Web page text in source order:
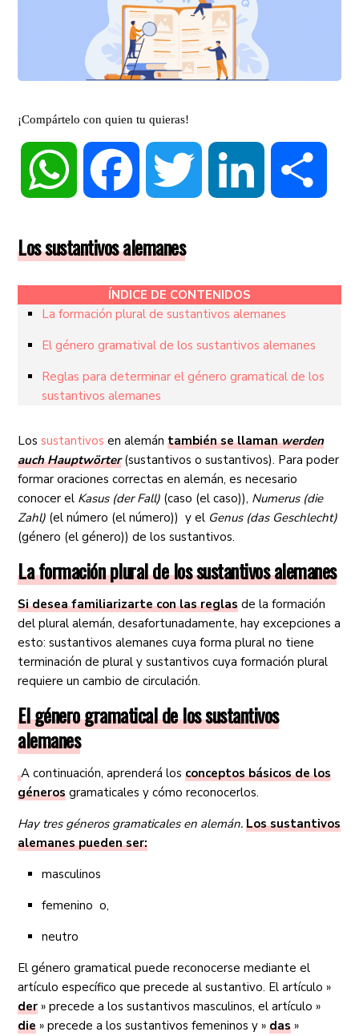
¡Compártelo con quien tu quieras!
WhatsApp Facebook Twitter LinkedIn
Los sustantivos alemanes
ÍNDICE DE CONTENIDOS
La formación plural de sustantivos alemanes
El género gramatival de los sustantivos alemanes
Reglas para determinar el género gramatical de los
sustantivos alemanes
Lossustantivos en alemántambién se llamanwerden
auch Hauptwörter(sustantivos o sustantivos). Para poder
formar oraciones correctas en alemán, es necesario
conocer el Kasus (der Fall) (caso (el caso)), Numerus (die
Zahl) (el número (el número)) y el Genus (das Geschlecht)
(género (el género)) de los sustantivos.
La formación plural de los sustantivos alemanes
Si desea familiarizarte con las reglas de la formación
del plural alemán, desafortunadamente, hay excepciones a
esto: sustantivos alemanes cuya forma plural no tiene
terminación de plural y sustantivos cuya formación plural
requiere un cambio de circulación.
El género gramatical de los sustantivos
alemanes
A continuación, aprenderá losconceptos básicos de los
géneros gramaticales y cómo reconocerlos.
Hay tres géneros gramaticales en alemán.Los sustantivos
alemanes pueden ser:
masculinos
femenino o,
neutro
El género gramatical puede reconocerse mediante el
artículo específico que precede al sustantivo. El artículo »
der » precede a los sustantivos masculinos, el artículo »
die » precede a los sustantivos femeninos y »das »